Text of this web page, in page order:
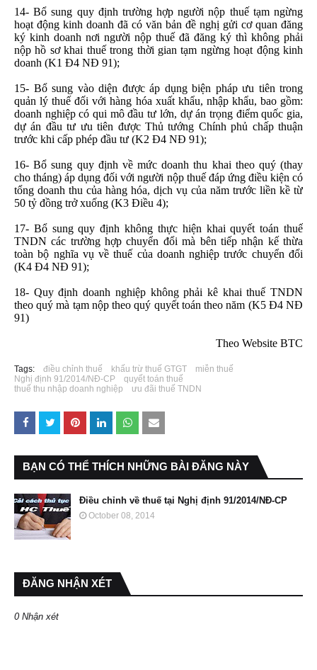
14- Bổ sung quy định trường hợp người nộp thuế tạm ngừng
hoạt động kinh doanh đã có văn bản đề nghị gửi cơ quan đăng
ký kinh doanh nơi người nộp thuế đã đăng ký thì không phải
nộp hồ sơ khai thuế trong thời gian tạm ngừng hoạt động kinh
doanh (K1 Đ4 NĐ 91);
15- Bổ sung vào diện được áp dụng biện pháp ưu tiên trong
quản lý thuế đối với hàng hóa xuất khẩu, nhập khẩu, bao gồm:
doanh nghiệp có qui mô đầu tư lớn, dự án trọng điểm quốc gia,
dự án đầu tư ưu tiên được Thủ tướng Chính phủ chấp thuận
trước khi cấp phép đầu tư (K2 Đ4 NĐ 91);
16- Bổ sung quy định về mức doanh thu khai theo quý (thay
cho tháng) áp dụng đối với người nộp thuế đáp ứng điều kiện có
tổng doanh thu của hàng hóa, dịch vụ của năm trước liền kề từ
50 tỷ đồng trở xuống (K3 Điều 4);
17- Bổ sung quy định không thực hiện khai quyết toán thuế
TNDN các trường hợp chuyển đổi mà bên tiếp nhận kế thừa
toàn bộ nghĩa vụ về thuế của doanh nghiệp trước chuyển đổi
(K4 Đ4 NĐ 91);
18- Quy định doanh nghiệp không phải kê khai thuế TNDN
theo quý mà tạm nộp theo quý quyết toán theo năm (K5 Đ4 NĐ
91)
Theo Website BTC
Tags: điều chỉnh thuế khấu trừ thuế GTGT
miễn thuế
Nghị định 91/2014/NĐ-CP
quyết toán thuế
thuế thu nhập doanh nghiệp
ưu đãi thuế TNDN
BẠN CÓ THỂ THÍCH NHỮNG BÀI ĐĂNG NÀY
Điều chỉnh về thuế tại Nghị định 91/2014/NĐ-CP
October 08, 2014
ĐĂNG NHẬN XÉT
0 Nhận xét